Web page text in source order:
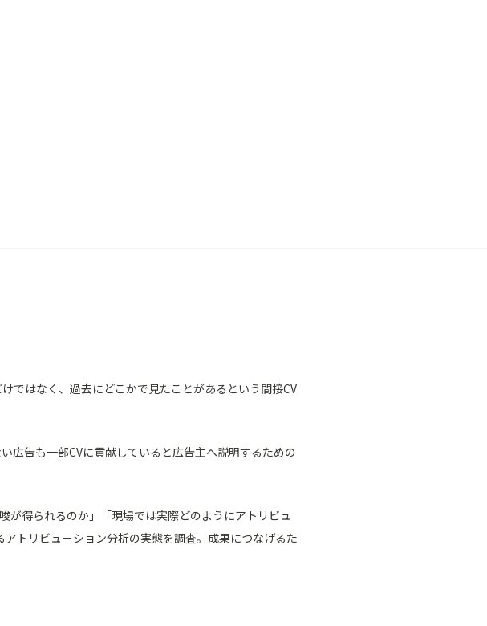
ではなく、過去にどこかで見たことがあるという間接CV
広告も一部CVに貢献していると広告主へ説明するための
が得られるのか」「現場では実際どのようにアトリビュ
トリビューション分析の実態を調査。成果につなげるた